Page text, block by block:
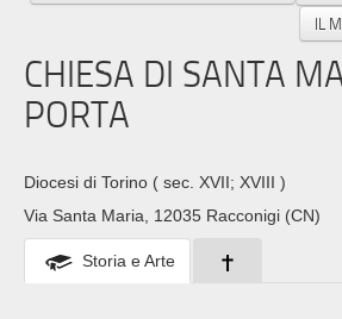
IL
CHIESA DI SANTA
PORTA
Diocesi di Torino ( sec. XVII; XVIII )
Via Santa Maria, 12035 Racconigi (CN)
Storia e Arte